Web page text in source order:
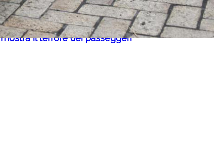
Air India, aereo perde quota
durante una turbolenza: un video
mostra il terrore dei passeggeri